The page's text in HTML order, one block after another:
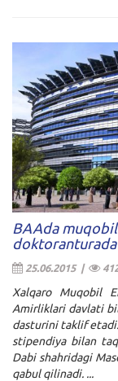
BAAda
doktoranturada
25.06.2015 |
Xalqaro Muqobil
Amirliklari davlati
dasturini taklif
stipendiya bilan
Dabi shahridagi
qabul qilinadi. ...